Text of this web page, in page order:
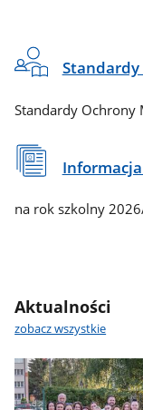
Standardy
Standardy Ochrony
na rok szkolny
Aktualności
zobacz wszystkie